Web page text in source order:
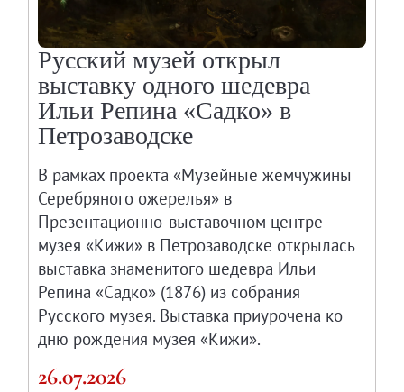
Русский музей открыл
выставку одного шедевра
Ильи Репина «Садко» в
Петрозаводске
В рамках проекта «Музейные жемчужины
Серебряного ожерелья» в
Презентационно-выставочном центре
музея «Кижи» в Петрозаводске открылась
выставка знаменитого шедевра Ильи
Репина «Садко» (1876) из собрания
Русского музея. Выставка приурочена ко
дню рождения музея «Кижи».
26.07.2026